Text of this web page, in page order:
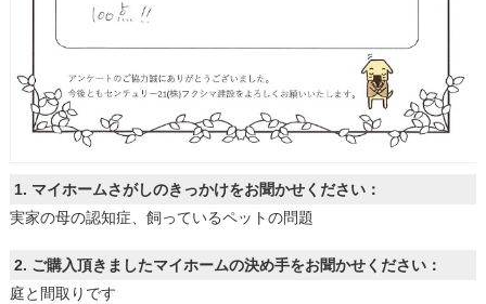
1. マイホームさがしのきっかけをお聞かせください：
実家の母の認知症、飼っているペットの問題
2. ご購入頂きましたマイホームの決め手をお聞かせください：
庭と間取りです